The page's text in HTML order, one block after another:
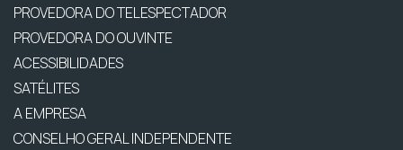
PROVEDORA DO TELESPECTADOR
PROVEDORA DO OUVINTE
ACESSIBILIDADES
SATÉLITES
A EMPRESA
CONSELHO GERAL INDEPENDENTE